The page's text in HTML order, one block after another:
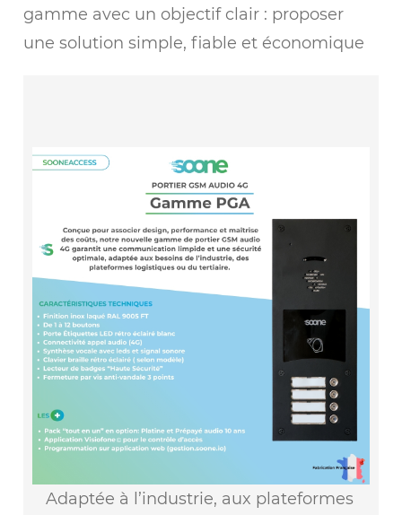
gamme avec un objectif clair : proposer
une solution simple, fiable et économique
Adaptée à l’industrie, aux plateformes